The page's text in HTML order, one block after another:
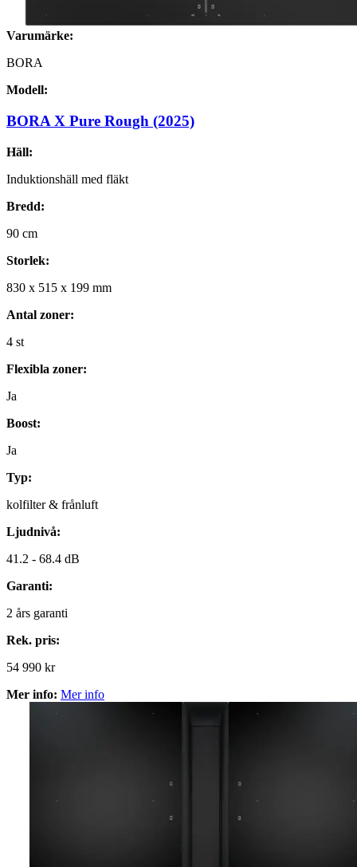
Varumärke:
BORA
Modell:
BORA X Pure Rough (2025)
Häll:
Induktionshäll med fläkt
Bredd:
90 cm
Storlek:
830 x 515 x 199 mm
Antal zoner:
4 st
Flexibla zoner:
Ja
Boost:
Ja
Typ:
kolfilter & frånluft
Ljudnivå:
41.2 - 68.4 dB
Garanti:
2 års garanti
Rek. pris:
54 990 kr
Mer info: Mer info